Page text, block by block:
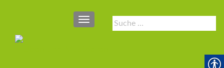
Suche
nach:
SCHALTE NAVIGATION